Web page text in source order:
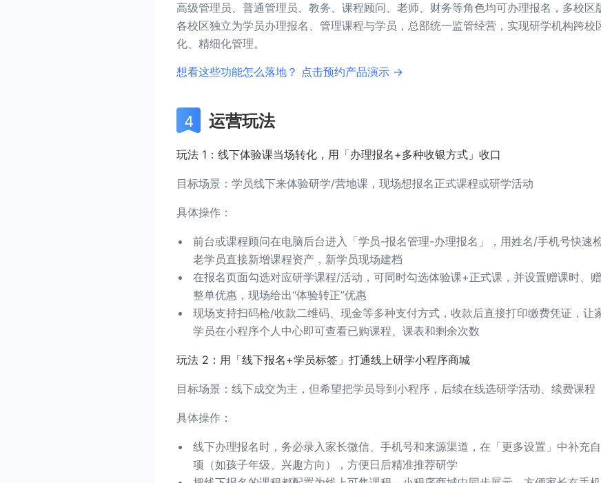
高级管理员、普通管理员、教务、课程顾问、老师、财务等角色均可办理报名，多校区
各校区独立为学员办理报名、管理课程与学员，总部统一监管经营，实现研学机构跨校
化、精细化管理。
想看这些功能怎么落地？ 点击预约产品演示 →
运营玩法
玩法 1：线下体验课当场转化，用「办理报名+多种收银方式」收口
目标场景：学员线下来体验研学/营地课，现场想报名正式课程或研学活动
具体操作：
前台或课程顾问在电脑后台进入「学员-报名管理-办理报名」，用姓名/手机号快速
老学员直接新增课程资产，新学员现场建档
在报名页面勾选对应研学课程/活动，可同时勾选体验课+正式课，并设置赠课时、
整单优惠，现场给出“体验转正”优惠
现场支持扫码枪/收款二维码、现金等多种支付方式，收款后直接打印缴费凭证，让
学员在小程序个人中心即可查看已购课程、课表和剩余次数
玩法 2：用「线下报名+学员标签」打通线上研学小程序商城
目标场景：线下成交为主，但希望把学员导到小程序，后续在线选研学活动、续费课程
具体操作：
线下办理报名时，务必录入家长微信、手机号和来源渠道，在「更多设置」中补充
项（如孩子年级、兴趣方向），方便日后精准推荐研学